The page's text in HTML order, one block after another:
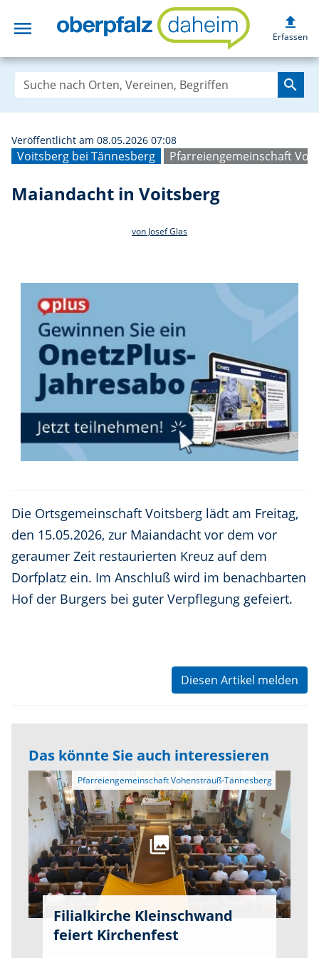
menu Maiandacht in
upload
Erfassen
search
Voitsberg bei Tännesberg Pfarreiengemeinschaft
Veröffentlicht am 08.05.2026 07:08
Maiandacht in Voitsberg
von Josef Glas
Die Ortsgemeinschaft Voitsberg lädt am Freitag,
den 15.05.2026, zur Maiandacht vor dem vor
geraumer Zeit restaurierten Kreuz auf dem
Dorfplatz ein. Im Anschluß wird im benachbarten
Hof der Burgers bei guter Verpflegung gefeiert.
Diesen Artikel melden
Das könnte Sie auch interessieren
Filialkirche Kleinschwand
feiert Kirchenfest